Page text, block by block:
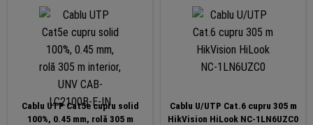
Cablu UTP Cat5e cupru solid
100%, 0.45 mm, rolă 305 m
Cablu U/UTP Cat.6 cupru 305 m
HikVision HiLook NC-1LN6UZC0